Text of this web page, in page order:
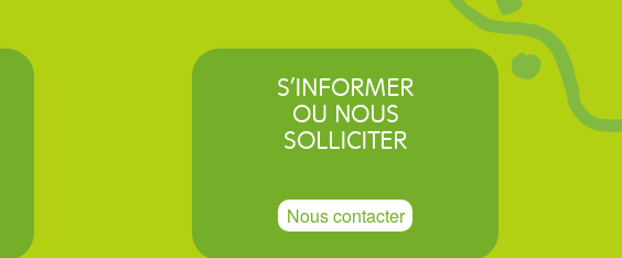
S’INFORMER
OU NOUS
SOLLICITER
Nous contacter